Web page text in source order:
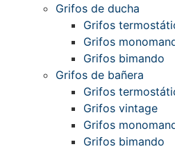
Grifos de ducha
Grifos
Grifos
Grifos bimando
Grifos de bañera
Grifos
Grifos vintage
Grifos
Grifos bimando